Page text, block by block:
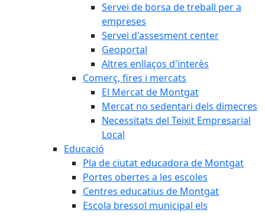
Servei de borsa de treball per a
empreses
Servei d'assesment center
Geoportal
Altres enllaços d'interès
Comerç, fires i mercats
El Mercat de Montgat
Mercat no sedentari dels dimecres
Necessitats del Teixit Empresarial
Local
Educació
Pla de ciutat educadora de Montgat
Portes obertes a les escoles
Centres educatius de Montgat
Escola bressol municipal els